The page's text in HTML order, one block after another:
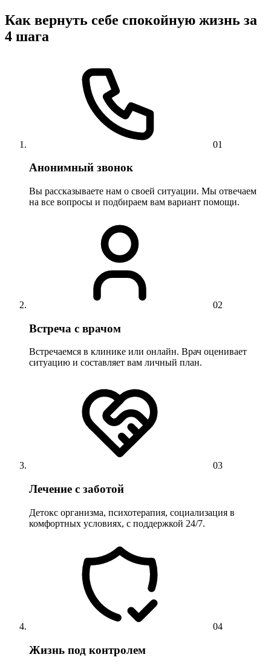
Как вернуть себе спокойную жизнь за
4 шага
01
Анонимный звонок
Вы рассказываете нам о своей ситуации. Мы отвечаем
на все вопросы и подбираем вам вариант помощи.
02
Встреча с врачом
Встречаемся в клинике или онлайн. Врач оценивает
ситуацию и составляет вам личный план.
03
Лечение с заботой
Детокс организма, психотерапия, социализация в
комфортных условиях, с поддержкой 24/7.
04
Жизнь под контролем